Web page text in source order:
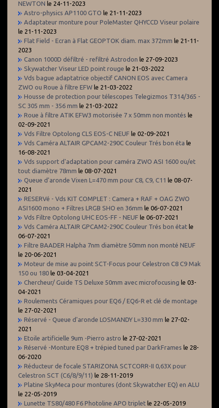
NEWTON le 24-11-2023
Astro-physics AP1100 GTO le 21-11-2023
Adaptateur monture pour PoleMaster QHYCCD Viseur polaire
le 21-11-2023
Flat Field - Ecran à Flat GEOPTOK diam. max 372mm le 21-11-
2023
Canon 1000D défiltré - refiltré Astrodon le 27-09-2023
Skywatcher Viseur LED point rouge le 21-03-2022
Vds bague adaptatrice objectif CANON EOS avec Camera
ZWO ou Roue à filtre EFW le 21-03-2022
Housse de protection pour télescopes Telegizmos T314/365 -
SC 305 mm - 356 mm le 21-03-2022
Roue à filtre ATIK EFW3 motorisée 7 x 50mm non montés le
02-09-2021
Vds Filtre Optolong CLS EOS-C NEUF le 02-09-2021
Vds Caméra ALTAIR GPCAM2-290C Couleur Trés bon éta le
16-08-2021
Vds support d'adaptation pour caméra ZWO ASI 1600 ou/et
tout diamètre 78mm le 08-07-2021
Queue d'aronde Vixen L=470 mm pour C8, C9, C11 le 08-07-
2021
RESERVé - Vds KIT COMPLET : Camera + RAF + OAG ZWO
ASI1600 mono + Filtres LRGB SHO en 36mm le 06-07-2021
Vds Filtre Optolong UHC EOS-FF - NEUF le 06-07-2021
Vds Caméra ALTAIR GPCAM2-290C Couleur Trés bon état le
06-07-2021
Filtre BAADER Halpha 7nm diamètre 50mm non monté NEUF
le 20-06-2021
Moteur de mise au point SCT-Focus pour Celestron C8 C9 Mak
150 ou 180 le 03-04-2021
Chercheur/ Guide TS Deluxe 50mm avec microfocusing le 03-
04-2021
Roulements Céramiques pour EQ6 / EQ6-R et clé de montage
le 27-02-2021
Réservé - Queue d'aronde LOSMANDY L=330 mm le 27-02-
2021
Etoile artificielle 9um -Pierro astro le 27-02-2021
Réservé -Monture EQ8 + trépied tuned par DarkFrames le 28-
06-2020
Réducteur de focale STARIZONA SCTCORR-II 0,63X pour
Celestron SCT (C6/8/9/11) le 28-11-2019
Platine SkyMeca pour montures (dont Skywatcher EQ) en ALU
le 22-05-2019
Lunette TS80/480 F6 Photoline APO triplet le 22-05-2019